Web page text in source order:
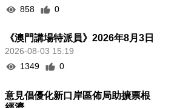
858
0
《澳門講場特派員》2026年8月3日
2026-08-03 15:19
1349
0
意見倡優化新口岸區佈局助擴票根